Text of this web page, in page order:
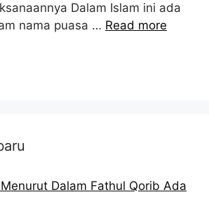
Dalam Islam ini ada
nama puasa … Read more
Dalam Fathul Qorib Ada